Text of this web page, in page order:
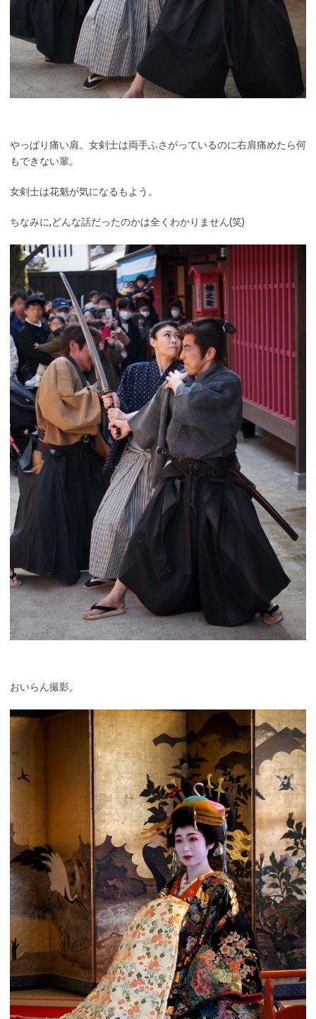
やっぱり痛い肩。女剣士は両手ふさがっているのに右肩痛めたら何
もできない輩。
女剣士は花魁が気になるもよう。
ちなみに,どんな話だったのかは全くわかりません(笑)
おいらん撮影。